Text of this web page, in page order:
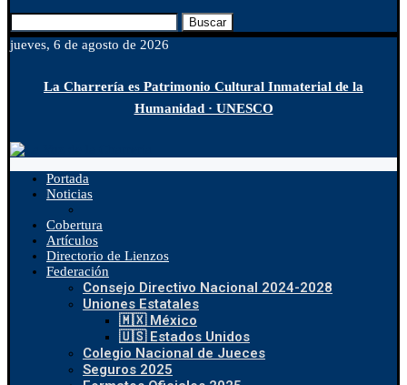
Buscar
jueves, 6 de agosto de 2026
La Charrería es Patrimonio Cultural Inmaterial de la
Humanidad · UNESCO
Portada
Noticias
Cobertura
Artículos
Directorio de Lienzos
Federación
Consejo Directivo Nacional 2024-2028
Uniones Estatales
🇲🇽 México
🇺🇸 Estados Unidos
Colegio Nacional de Jueces
Seguros 2025